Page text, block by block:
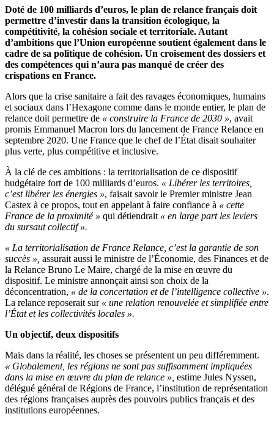
Doté de 100 milliards d’euros, le plan de relance français doit
permettre d’investir dans la transition écologique, la
compétitivité, la cohésion sociale et territoriale. Autant
d’ambitions que l’Union européenne soutient également dans le
cadre de sa politique de cohésion. Un croisement des dossiers et
des compétences qui n’aura pas manqué de créer des
crispations en France.
Alors que la crise sanitaire a fait des ravages économiques, humains
et sociaux dans l’Hexagone comme dans le monde entier, le plan de
relance doit permettre de « construire la France de 2030 », avait
promis Emmanuel Macron lors du lancement de France Relance en
septembre 2020. Une France que le chef de l’État disait souhaiter
plus verte, plus compétitive et inclusive.
À la clé de ces ambitions : la territorialisation de ce dispositif
budgétaire fort de 100 milliards d’euros. « Libérer les territoires,
c’est libérer les énergies », faisait savoir le Premier ministre Jean
Castex à ce propos, tout en appelant à faire confiance à « cette
France de la proximité » qui détiendrait « en large part les leviers
du sursaut collectif ».
« La territorialisation de France Relance, c’est la garantie de son
succès », assurait aussi le ministre de l’Économie, des Finances et de
la Relance Bruno Le Maire, chargé de la mise en œuvre du
dispositif. Le ministre annonçait ainsi son choix de la
déconcentration, « de la concertation et de l’intelligence collective ».
La relance reposerait sur « une relation renouvelée et simplifiée entre
l’État et les collectivités locales ».
Un objectif, deux dispositifs
Mais dans la réalité, les choses se présentent un peu différemment.
« Globalement, les régions ne sont pas suffisamment impliquées
dans la mise en œuvre du plan de relance », estime Jules Nyssen,
délégué général de Régions de France, l’institution de représentation
des régions françaises auprès des pouvoirs publics français et des
institutions européennes.